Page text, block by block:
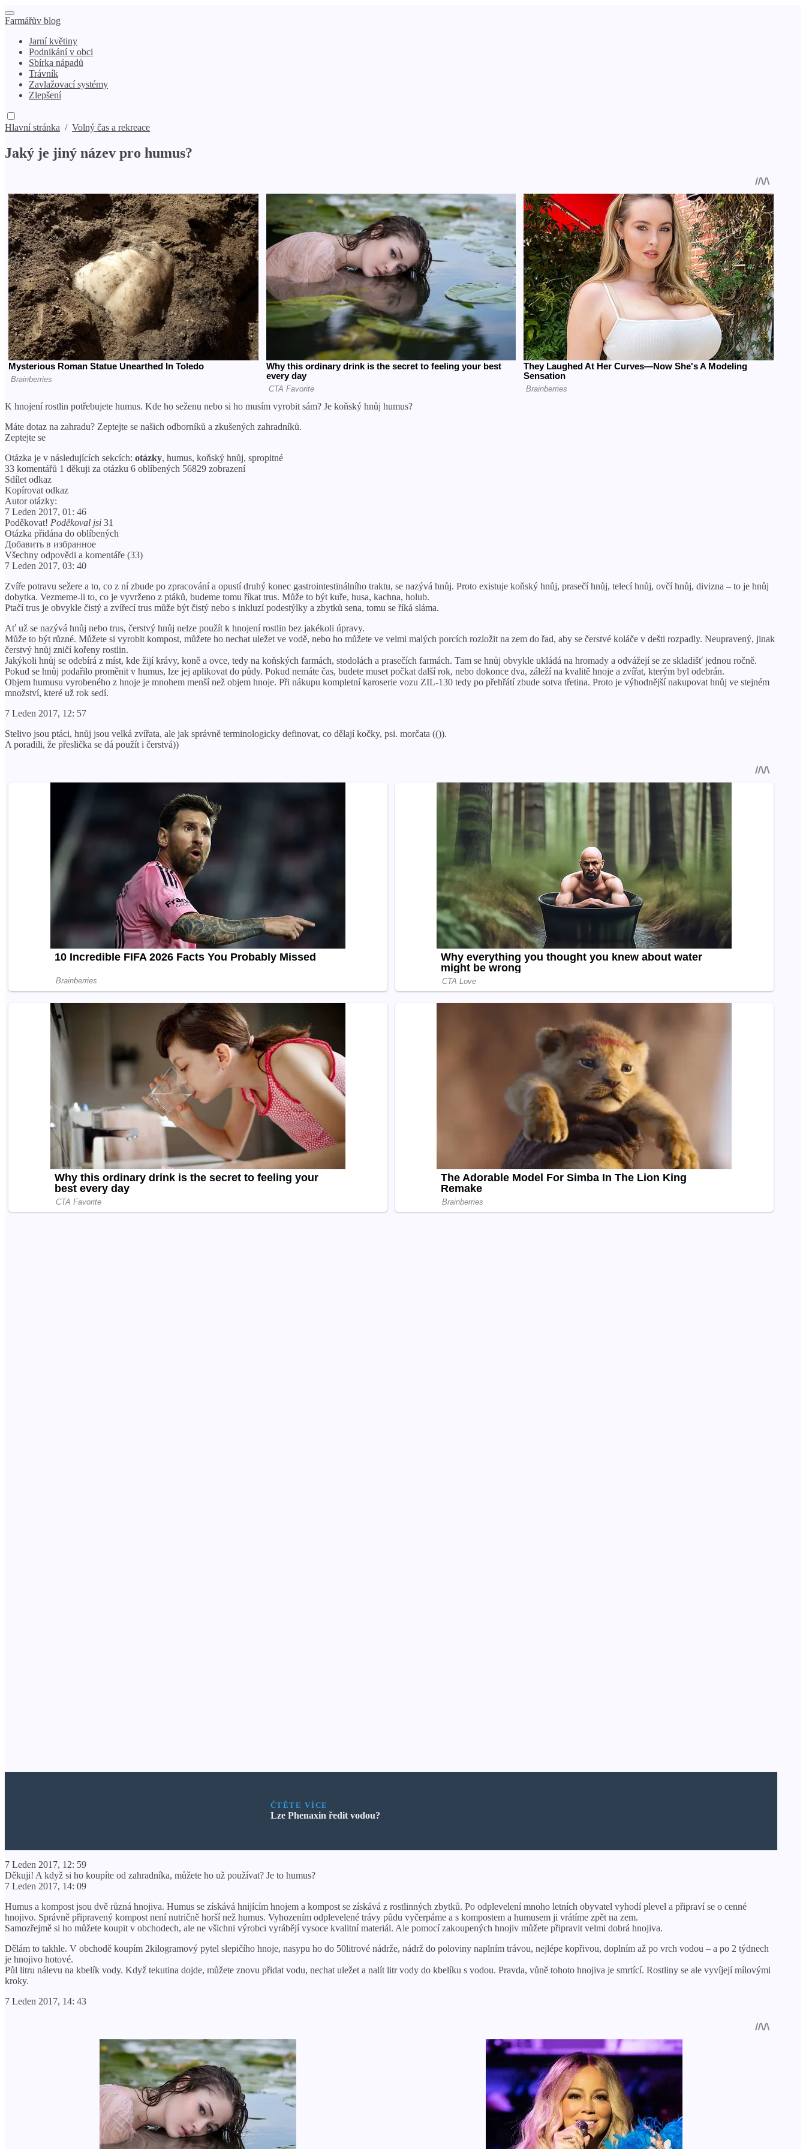
Farmářův blog
Jarní květiny
Podnikání v obci
Sbírka nápadů
Trávník
Zavlažovací systémy
Zlepšení
Hlavní stránka / Volný čas a rekreace
Jaký je jiný název pro humus?
K hnojení rostlin potřebujete humus. Kde ho seženu nebo si ho musím vyrobit sám? Je koňský hnůj humus?
Máte dotaz na zahradu? Zeptejte se našich odborníků a zkušených zahradníků.
Zeptejte se
Otázka je v následujících sekcích: otázky, humus, koňský hnůj, spropitné
33 komentářů 1 děkuji za otázku 6 oblíbených 56829 zobrazení
Sdílet odkaz
Kopírovat odkaz
Autor otázky:
7 Leden 2017, 01: 46
Poděkovat! Poděkoval jsi 31
Otázka přidána do oblíbených
Добавить в избранное
Všechny odpovědi a komentáře (33)
7 Leden 2017, 03: 40
Zvíře potravu sežere a to, co z ní zbude po zpracování a opustí druhý konec gastrointestinálního traktu, se nazývá hnůj. Proto existuje koňský hnůj, prasečí hnůj, telecí hnůj, ovčí hnůj, divizna – to je hnůj
dobytka. Vezmeme-li to, co je vyvrženo z ptáků, budeme tomu říkat trus. Může to být kuře, husa, kachna, holub.
Ptačí trus je obvykle čistý a zvířecí trus může být čistý nebo s inkluzí podestýlky a zbytků sena, tomu se říká sláma.
Ať už se nazývá hnůj nebo trus, čerstvý hnůj nelze použít k hnojení rostlin bez jakékoli úpravy.
Může to být různé. Můžete si vyrobit kompost, můžete ho nechat uležet ve vodě, nebo ho můžete ve velmi malých porcích rozložit na zem do řad, aby se čerstvé koláče v dešti rozpadly. Neupravený, jinak
čerstvý hnůj zničí kořeny rostlin.
Jakýkoli hnůj se odebírá z míst, kde žijí krávy, koně a ovce, tedy na koňských farmách, stodolách a prasečích farmách. Tam se hnůj obvykle ukládá na hromady a odvážejí se ze skladišť jednou ročně.
Pokud se hnůj podařilo proměnit v humus, lze jej aplikovat do půdy. Pokud nemáte čas, budete muset počkat další rok, nebo dokonce dva, záleží na kvalitě hnoje a zvířat, kterým byl odebrán.
Objem humusu vyrobeného z hnoje je mnohem menší než objem hnoje. Při nákupu kompletní karoserie vozu ZIL-130 tedy po přehřátí zbude sotva třetina. Proto je výhodnější nakupovat hnůj ve stejném
množství, které už rok sedí.
7 Leden 2017, 12: 57
Stelivo jsou ptáci, hnůj jsou velká zvířata, ale jak správně terminologicky definovat, co dělají kočky, psi. morčata (()).
A poradili, že přeslička se dá použít i čerstvá))
ČTĚTE VÍCE
Lze Phenaxin ředit vodou?
7 Leden 2017, 12: 59
Děkuji! A když si ho koupíte od zahradníka, můžete ho už používat? Je to humus?
7 Leden 2017, 14: 09
Humus a kompost jsou dvě různá hnojiva. Humus se získává hnijícím hnojem a kompost se získává z rostlinných zbytků. Po odplevelení mnoho letních obyvatel vyhodí plevel a připraví se o cenné
hnojivo. Správně připravený kompost není nutričně horší než humus. Vyhozením odplevelené trávy půdu vyčerpáme a s kompostem a humusem ji vrátíme zpět na zem.
Samozřejmě si ho můžete koupit v obchodech, ale ne všichni výrobci vyrábějí vysoce kvalitní materiál. Ale pomocí zakoupených hnojiv můžete připravit velmi dobrá hnojiva.
Dělám to takhle. V obchodě koupím 2kilogramový pytel slepičího hnoje, nasypu ho do 50litrové nádrže, nádrž do poloviny naplním trávou, nejlépe kopřivou, doplním až po vrch vodou – a po 2 týdnech
je hnojivo hotové.
Půl litru nálevu na kbelík vody. Když tekutina dojde, můžete znovu přidat vodu, nechat uležet a nalít litr vody do kbelíku s vodou. Pravda, vůně tohoto hnojiva je smrtící. Rostliny se ale vyvíjejí mílovými
kroky.
7 Leden 2017, 14: 43